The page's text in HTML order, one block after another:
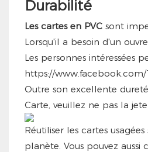
Durabilité
Les cartes en PVCsont
Lorsqu'il a besoin d'un
Les personnes intéressées
https://www.facebook.com/
Outre son excellente
Carte, veuillez ne pas la
Réutiliser les cartes
planète. Vous pouvez aussi